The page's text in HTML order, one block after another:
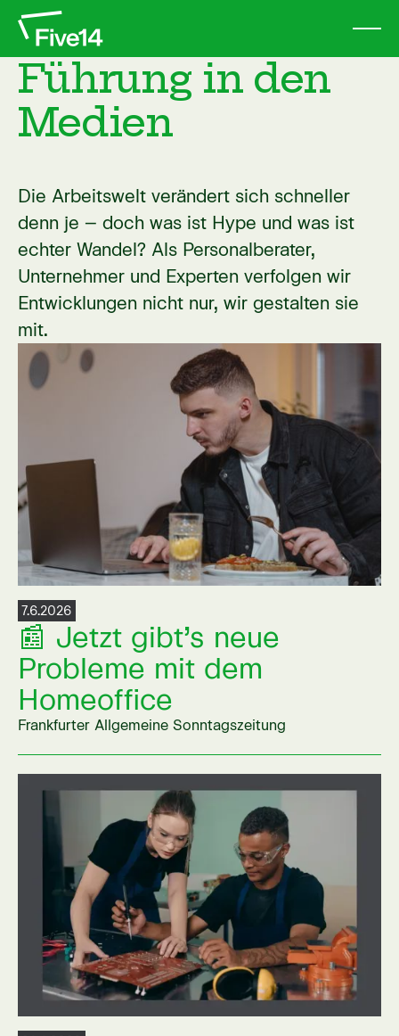
Führung in den
Medien
Die Arbeitswelt verändert sich schneller
denn je – doch was ist Hype und was ist
echter Wandel? Als Personalberater,
Unternehmer und Experten verfolgen wir
Entwicklungen nicht nur, wir gestalten sie
mit.
Link auf externer Seite öffnen
7.6.2026
📰 Jetzt gibt’s neue
Probleme mit dem
Homeoffice
Frankfurter Allgemeine Sonntagszeitung